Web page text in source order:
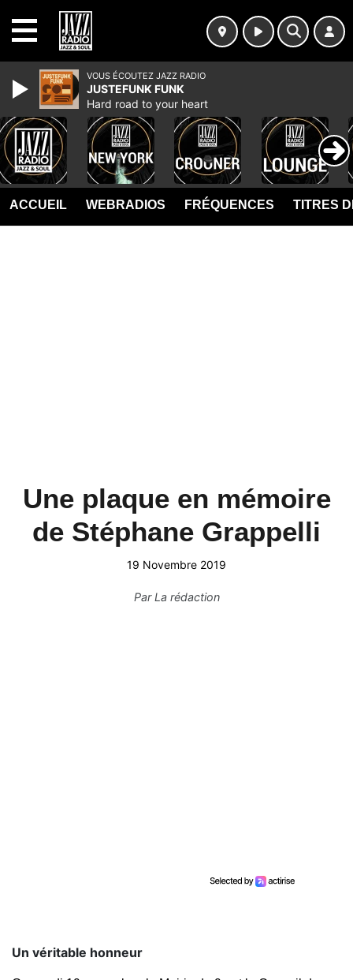
ACCUEIL WEBRADIOS FRÉQUENCES TITRES
Une plaque en mémoire
de Stéphane Grappelli
19 Novembre 2019
ParLa rédaction
Un véritable honneur
VOUS ÉCOUTEZ JAZZ RADIO
JUSTEFUNK FUNK
Hard road to your heart